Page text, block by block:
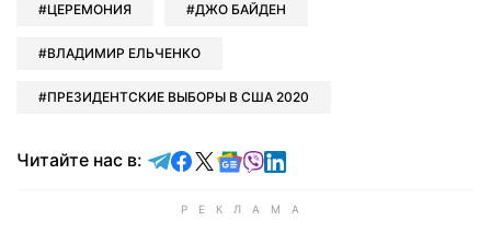
ЦЕРЕМОНИЯ ДЖО БАЙДЕН
ВЛАДИМИР ЕЛЬЧЕНКО
ПРЕЗИДЕНТСКИЕ ВЫБОРЫ В США 2020
Читайте нас в: Читайте в Telegram
Читайте в Facebook
Читайте в X
Читайте в Google news
Читайте в Viber
Читайте в LinkedIn